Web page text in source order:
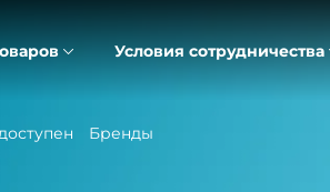
Условия сотрудничества
Бренды